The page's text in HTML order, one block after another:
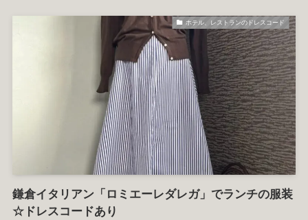
ホテル、レストランのドレスコード
鎌倉イタリアン「ロミエーレダレガ」でランチの服装
☆ドレスコードあり